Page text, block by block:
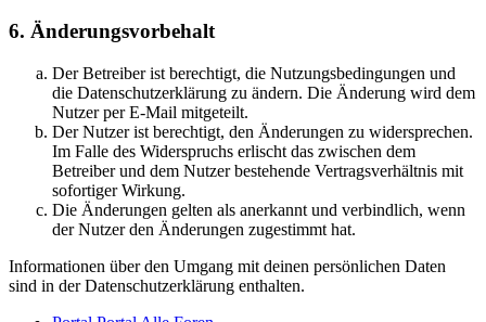
6. Änderungsvorbehalt
Der Betreiber ist berechtigt, die Nutzungsbedingungen und
die Datenschutzerklärung zu ändern. Die Änderung wird dem
Nutzer per E-Mail mitgeteilt.
Der Nutzer ist berechtigt, den Änderungen zu widersprechen.
Im Falle des Widerspruchs erlischt das zwischen dem
Betreiber und dem Nutzer bestehende Vertragsverhältnis mit
sofortiger Wirkung.
Die Änderungen gelten als anerkannt und verbindlich, wenn
der Nutzer den Änderungen zugestimmt hat.
Informationen über den Umgang mit deinen persönlichen Daten
sind in der Datenschutzerklärung enthalten.